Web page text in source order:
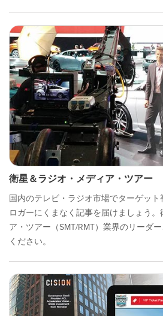
衛星＆ラジオ・メディア・ツアー
国内のテレビ・ラジオ市場でターゲッ
ロガーにくまなく記事を届けましょう
ア・ツアー（SMT/RMT）業界のリーダ
ください。